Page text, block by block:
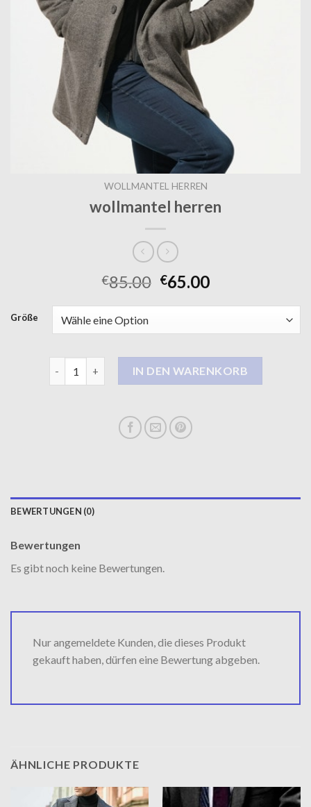
WOLLMANTEL HERREN
wollmantel herren
€85.00 €65.00
Größe
wollmantel herren MengeIN DEN WARENKORB
BEWERTUNGEN (0)
Bewertungen
Es gibt noch keine Bewertungen.
Nur angemeldete Kunden, die dieses Produkt
gekauft haben, dürfen eine Bewertung abgeben.
ÄHNLICHE PRODUKTE